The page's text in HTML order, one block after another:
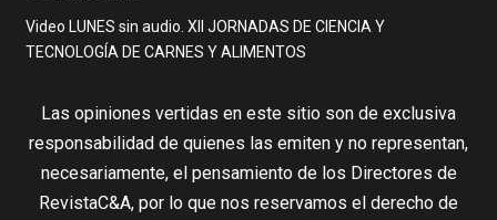
Video LUNES sin audio. XII JORNADAS DE CIENCIA Y
TECNOLOGÍA DE CARNES Y ALIMENTOS
Las opiniones vertidas en este sitio son de exclusiva
responsabilidad de quienes las emiten y no representan,
necesariamente, el pensamiento de los Directores de
RevistaC&A, por lo que nos reservamos el derecho de